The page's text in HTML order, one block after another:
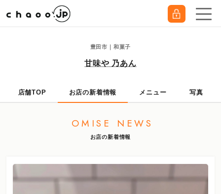
豊田市｜和菓子
甘味や 乃あん
店舗TOP お店の新着情報 メニュー 写真
OMISE NEWS
お店の新着情報